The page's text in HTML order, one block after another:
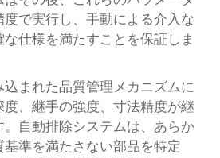
で実行し、手動による介入な
仕様を満たすことを保証しま
込まれた品質管理メカニズムに
度、継手の強度、寸法精度が継
自動排除システムは、あらか
基準を満たさない部品を特定